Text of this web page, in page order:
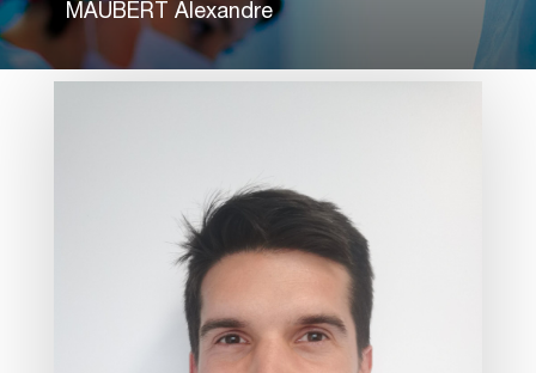
MAUBERT Alexandre